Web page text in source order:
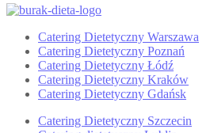
Catering Dietetyczny Warszawa
Catering Dietetyczny Poznań
Catering Dietetyczny Łódź
Catering Dietetyczny Kraków
Catering Dietetyczny Gdańsk
Catering Dietetyczny Szczecin